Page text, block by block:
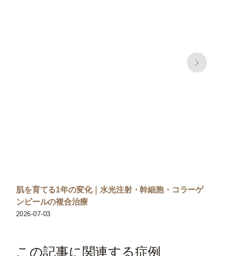
肌を育てる1年の変化｜水光注射・幹細胞・コラーゲ
ンピールの複合治療
2026-07-03
この記事に関連する症例